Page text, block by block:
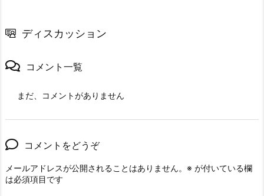
ディスカッション
コメント一覧
まだ、コメントがありません
コメントをどうぞ
メールアドレスが公開されることはありません。 ※ が付いている欄
は必須項目です